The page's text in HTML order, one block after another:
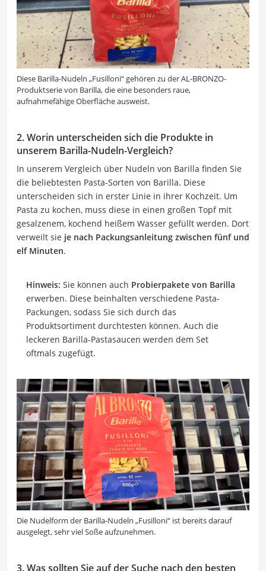
Diese Barilla-Nudeln „Fusilloni“ gehören zu der AL-BRONZO-
Produktserie von Barilla, die eine besonders raue,
aufnahmefähige Oberfläche ausweist.
2. Worin unterscheiden sich die Produkte in
unserem Barilla-Nudeln-Vergleich?
In unserem Vergleich über Nudeln von Barilla finden Sie
die beliebtesten Pasta-Sorten von Barilla. Diese
unterscheiden sich in erster Linie in ihrer Kochzeit. Um
Pasta zu kochen, muss diese in einen großen Topf mit
gesalzenem, kochend heißem Wasser gefüllt werden. Dort
verweilt sie je nach Packungsanleitung zwischen fünf und
elf Minuten.
Hinweis: Sie können auch Probierpakete von Barilla
erwerben. Diese beinhalten verschiedene Pasta-
Packungen, sodass Sie sich durch das
Produktsortiment durchtesten können. Auch die
leckeren Barilla-Pastasaucen werden dem Set
oftmals zugefügt.
Die Nudelform der Barilla-Nudeln „Fusilloni“ ist bereits darauf
ausgelegt, sehr viel Soße aufzunehmen.
3. Was sollten Sie auf der Suche nach den besten